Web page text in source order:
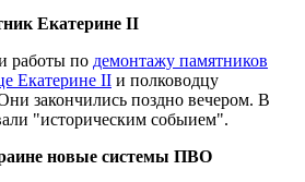
Екатерине II
работы по демонтажу памятников
Екатерине II и полководцу
закончились поздно вечером. В
"историческим собыием".
новые системы ПВО